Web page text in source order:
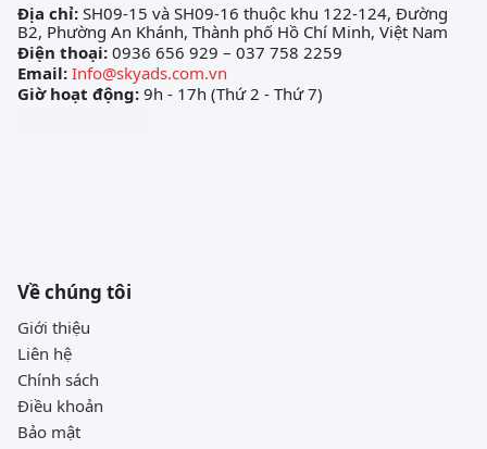
Địa chỉ: SH09-15 và SH09-16 thuộc khu 122-124, Đường
B2, Phường An Khánh, Thành phố Hồ Chí Minh, Việt Nam
Điện thoại: 0936 656 929 – 037 758 2259
Email: Info@skyads.com.vn
Giờ hoạt động: 9h - 17h (Thứ 2 - Thứ 7)
Về chúng tôi
Giới thiệu
Liên hệ
Chính sách
Điều khoản
Bảo mật